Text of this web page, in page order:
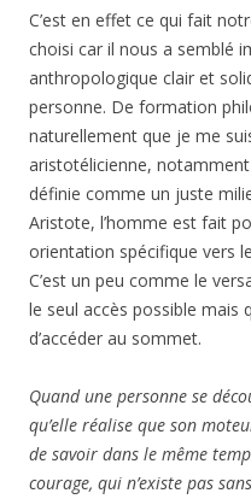
C’est en effet ce qui fait
choisi car il nous a semblé
anthropologique clair et
personne. De formation
naturellement que je me
aristotélicienne,
définie comme un juste
Aristote, l’homme est fait
orientation spécifique vers
C’est un peu comme le
le seul accès possible mais
d’accéder au sommet.
Quand une personne se
qu’elle réalise que son
de savoir dans le même
courage, qui n’existe pas